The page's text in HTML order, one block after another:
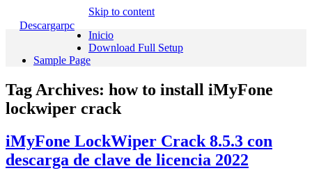
Descargarpc
Skip to content
Inicio
Download Full Setup
Sample Page
Tag Archives: how to install iMyFone
lockwiper crack
iMyFone LockWiper Crack 8.5.3 con
descarga de clave de licencia 2022